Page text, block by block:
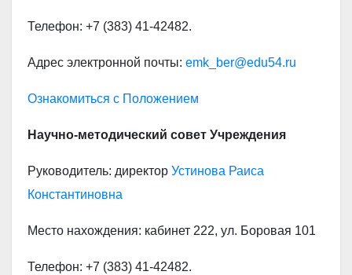
Телефон: +7 (383) 41-42482.
Адрес электронной почты: emk_ber@edu54.ru
Ознакомиться с Положением
Научно-методический совет Учреждения
Руководитель: директор Устинова Раиса
Константиновна
Место нахождения: кабинет 222, ул. Боровая 101
Телефон: +7 (383) 41-42482.